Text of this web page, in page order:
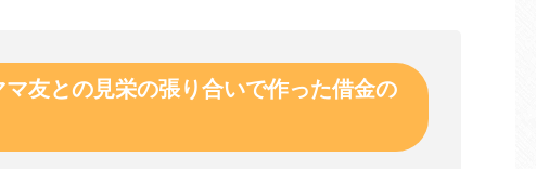
友との見栄の張り合いで作った借金の